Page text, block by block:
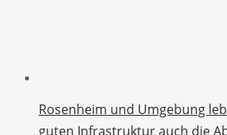
Rosenheim und Umgebung
guten Infrastruktur auch die